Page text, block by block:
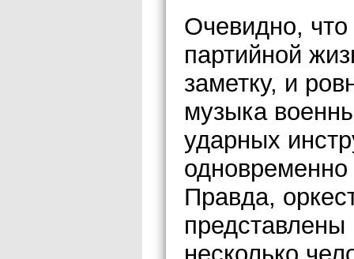
Очевидно, что
партийной
заметку, и
музыка
ударных
одновременно
Правда,